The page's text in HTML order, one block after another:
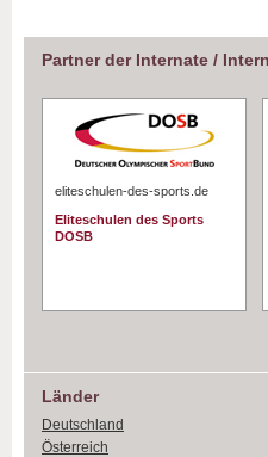
Partner der Internate /
eliteschulen-des-sports.de
Eliteschulen des Sports
DOSB
Länder
Deutschland
Österreich